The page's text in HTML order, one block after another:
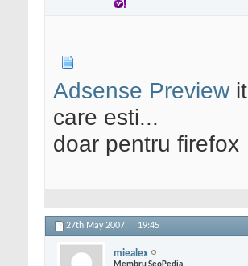
Adsense Preview
care esti...
doar pentru firefox
27th May 2007, 19:45
miealex